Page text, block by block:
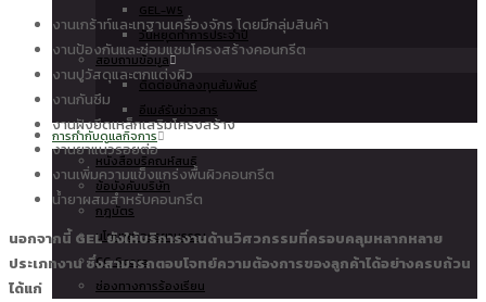
GEL-W5
วันหยุดทำการประจำปี
สอบถามข้อมูล
ติดต่อนักลงทุนสัมพันธ์
อีเมล์รับข่าวสาร
การกำกับดูแลกิจการ
หนังสือบริคณห์สนธิ
ข้อบังคับบริษัท
กฎบัตร
นโยบาย/จรรยาบรรณ
CG Score
ช่องทางการร้องเรียน
งานเกร้าท์และเทฐานเครื่องจักร โดยมีกลุ่มสินค้า
งานป้องกันและซ่อมแซมโครงสร้างคอนกรีต
งานปูวัสดุและตกแต่งผิว
งานกันซึม
งานฝังยึดเหล็กเสริมโครงสร้าง
งานยาแนวรอยต่อ
งานเพิ่มความแข็งแกร่งพื้นผิวคอนกรีต
น้ำยาผสมสำหรับคอนกรีต
นอกจากนี้ GEL ยังให้บริการงานด้านวิศวกรรมที่ครอบคลุมหลากหลาย
ประเภทงาน ซึ่งสามารถตอบโจทย์ความต้องการของลูกค้าได้อย่างครบถ้วน
ได้แก่